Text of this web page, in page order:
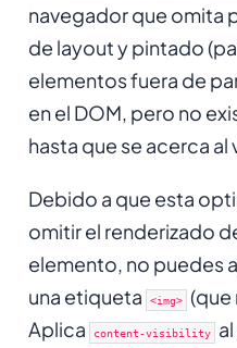
navegador que omita
de layout y pintado
elementos fuera de
en el DOM, pero no
hasta que se acerca
Debido a que esta
omitir el renderizado
elemento, no puedes
una etiqueta
<img> (que
Aplica
content-visibility al